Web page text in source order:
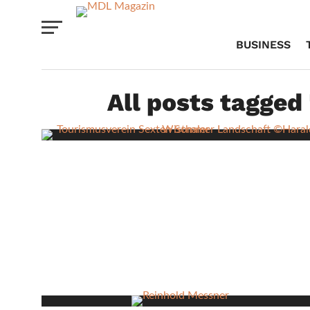
BUSINESS
All posts